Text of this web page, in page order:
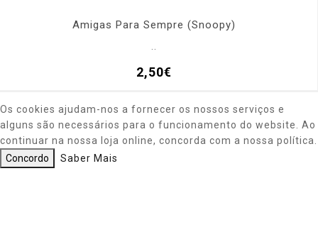
Amigas Para Sempre (Snoopy)
..
2,50€
Os cookies ajudam-nos a fornecer os nossos serviços e
alguns são necessários para o funcionamento do website. Ao
continuar na nossa loja online, concorda com a nossa política.
Concordo
Saber Mais